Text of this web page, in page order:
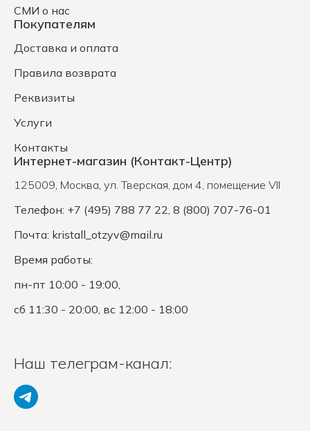
СМИ о нас
Покупателям
Доставка и оплата
Правила возврата
Реквизиты
Услуги
Контакты
Интернет-магазин (Контакт-Центр)
125009, Москва, ул. Тверская, дом 4, помещение VII
Телефон: +7 (495) 788 77 22, 8 (800) 707-76-01
Почта: kristall_otzyv@mail.ru
Время работы:
пн-пт 10:00 - 19:00,
сб 11:30 - 20:00, вс 12:00 - 18:00
Наш телеграм-канал: